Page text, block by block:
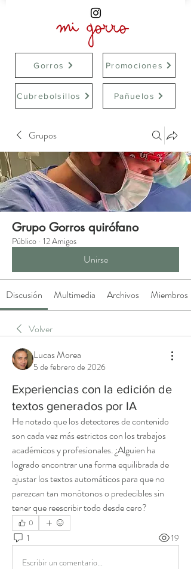
Gorros
Cubrebolsillos Pañuelos
Promociones
Grupos
Grupo Gorros quirófano
Público · 12 Amigos
Unirse
Discusión Multimedia Archivos Miembros
Volver
Lucas Morea
5 de febrero de 2026
Experiencias con la edición de
textos generados por IA
He notado que los detectores de contenido
son cada vez más estrictos con los trabajos
académicos y profesionales. ¿Alguien ha
logrado encontrar una forma equilibrada de
ajustar los textos automáticos para que no
parezcan tan monótonos o predecibles sin
tener que reescribir todo desde cero?
0
1 19
Escribir un comentario...